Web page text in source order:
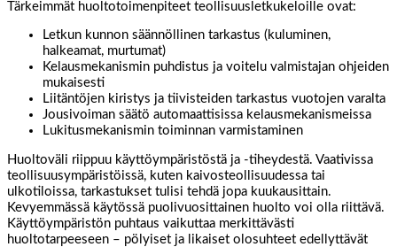
Tärkeimmät huoltotoimenpiteet teollisuusletkukeloille ovat:
Letkun kunnon säännöllinen tarkastus (kuluminen,
halkeamat, murtumat)
Kelausmekanismin puhdistus ja voitelu valmistajan ohjeiden
mukaisesti
Liitäntöjen kiristys ja tiivisteiden tarkastus vuotojen varalta
Jousivoiman säätö automaattisissa kelausmekanismeissa
Lukitusmekanismin toiminnan varmistaminen
Huoltoväli riippuu käyttöympäristöstä ja -tiheydestä. Vaativissa
teollisuusympäristöissä, kuten kaivosteollisuudessa tai
ulkotiloissa, tarkastukset tulisi tehdä jopa kuukausittain.
Kevyemmässä käytössä puolivuosittainen huolto voi olla riittävä.
Käyttöympäristön puhtaus vaikuttaa merkittävästi
huoltotarpeeseen – pölyiset ja likaiset olosuhteet edellyttävät